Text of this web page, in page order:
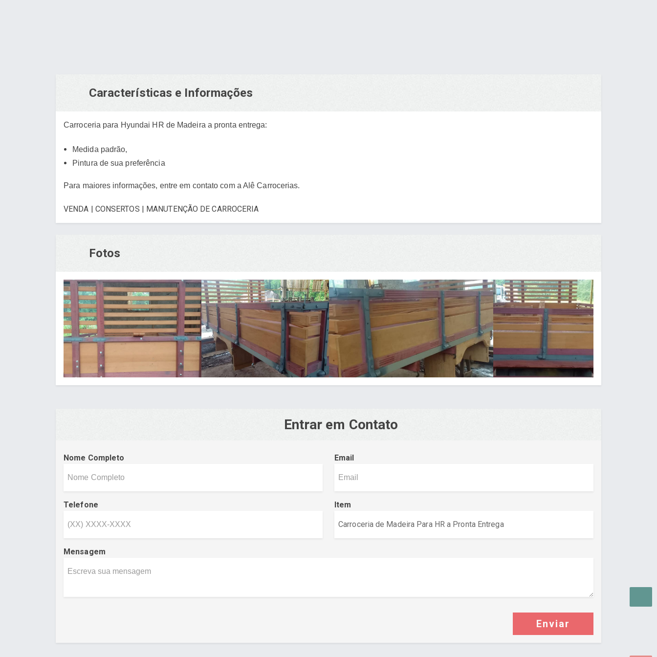
Características e Informações
Carroceria para Hyundai HR de Madeira a pronta entrega:
Medida padrão,
Pintura de sua preferência
Para maiores informações, entre em contato com a Alê Carrocerias.
VENDA | CONSERTOS | MANUTENÇÃO DE CARROCERIA
Fotos
Entrar em Contato
Nome Completo Email
Telefone Item
Mensagem
Enviar